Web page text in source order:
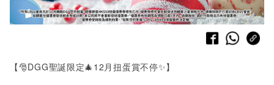
【🎅DGG聖誕限定🎄 12 月扭蛋賞不停✨】